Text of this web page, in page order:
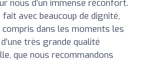
nous d’un immense réconfort.
avec beaucoup de dignité,
dans les moments les
très grande qualité
que nous recommandons